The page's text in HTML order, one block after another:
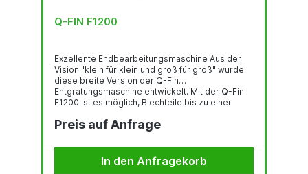
Q-FIN F1200
Exzellente Endbearbeitungsmaschine Aus der
Vision "klein für klein und groß für groß" wurde
diese breite Version der Q-Fin
Entgratungsmaschine entwickelt. Mit der Q-Fin
F1200 ist es möglich, Blechteile bis zu einer
zu schleifen, zu kantenbrechen, zu verrunden, zu
entschlacken, die Oxidhaut zu entfernen oder ein
Linienfinish aufzubringen. Auch eine Kombination
dieser Arbeitsgänge ist möglich. Der Durchsatz
der F1200 ist 5 Mal höher als bei
Preis auf Anfrage
In den Anfragekorb